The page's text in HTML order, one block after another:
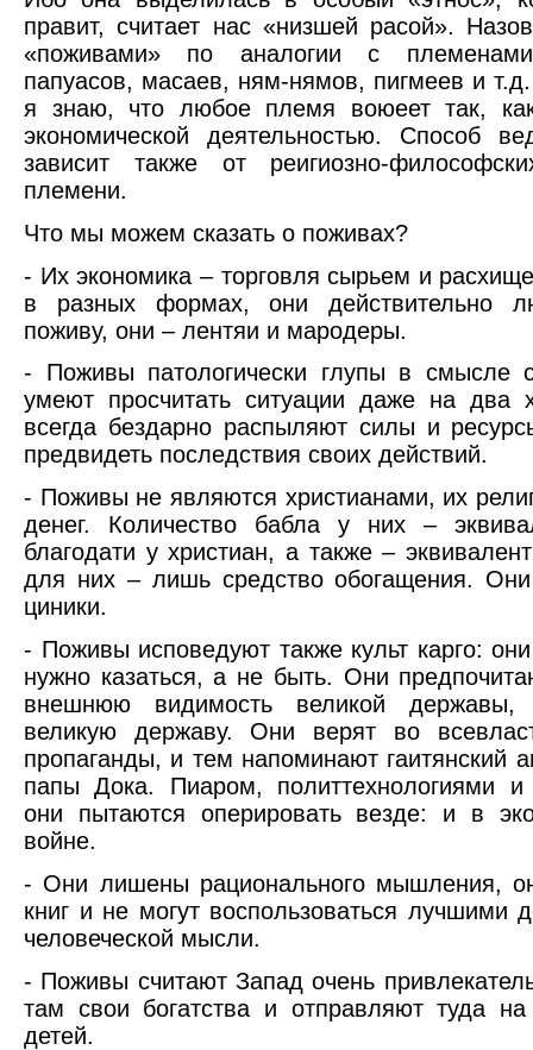
правит, считает нас «низшей расой».
«поживами» по аналогии с племенами
папуасов, масаев, ням-нямов, пигмеев и
я знаю, что любое племя воюеет так,
экономической деятельностью. Способ
зависит также от реигиозно-
племени.
Что мы можем сказать о поживах?
- Их экономика – торговля сырьем и
в разных формах, они действительно
поживу, они – лентяи и мародеры.
- Поживы патологически глупы в смысле
умеют просчитать ситуации даже на два
всегда бездарно распыляют силы и
предвидеть последствия своих действий.
- Поживы не являются христианами, их
денег. Количество бабла у них –
благодати у христиан, а также –
для них – лишь средство обогащения.
циники.
- Поживы исповедуют также культ карго:
нужно казаться, а не быть. Они
внешнюю видимость великой
великую державу. Они верят во
пропаганды, и тем напоминают гаитянский
папы Дока. Пиаром, политтехнологиями и
они пытаются оперировать везде: и в
войне.
- Они лишены рационального мышления,
книг и не могут воспользоваться лучшими
человеческой мысли.
- Поживы считают Запад очень
там свои богатства и отправляют туда на
детей.